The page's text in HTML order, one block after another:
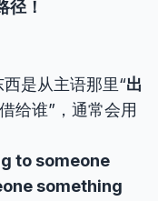
径！
西是从主语那里“出
给谁”，通常会用
to someone
something